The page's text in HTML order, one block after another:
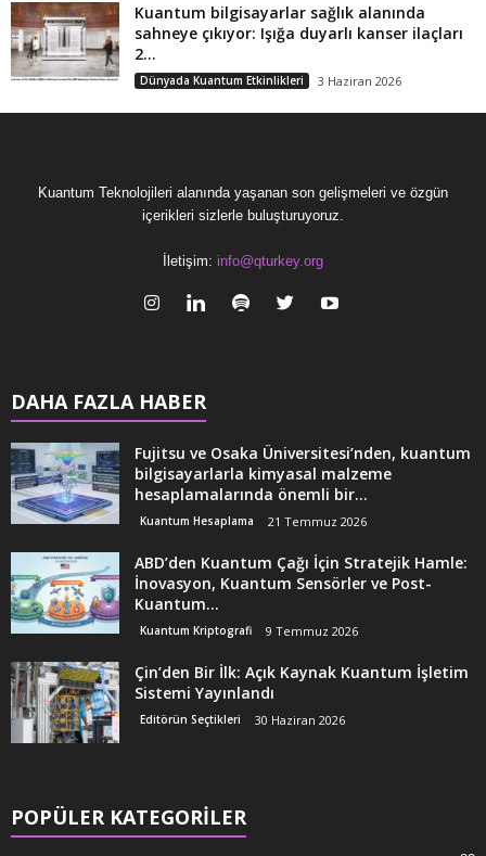
Kuantum bilgisayarlar sağlık alanında
sahneye çıkıyor: Işığa duyarlı kanser ilaçları
2...
Dünyada Kuantum Etkinlikleri 3 Haziran 2026
Kuantum Teknolojileri alanında yaşanan son gelişmeleri ve özgün
içerikleri sizlerle buluşturuyoruz.
İletişim: info@qturkey.org
DAHA FAZLA HABER
Fujitsu ve Osaka Üniversitesi’nden, kuantum
bilgisayarlarla kimyasal malzeme
hesaplamalarında önemli bir...
Kuantum Hesaplama 21 Temmuz 2026
ABD’den Kuantum Çağı İçin Stratejik Hamle:
İnovasyon, Kuantum Sensörler ve Post-
Kuantum...
Kuantum Kriptografi 9 Temmuz 2026
Çin’den Bir İlk: Açık Kaynak Kuantum İşletim
Sistemi Yayınlandı
Editörün Seçtikleri 30 Haziran 2026
POPÜLER KATEGORİLER